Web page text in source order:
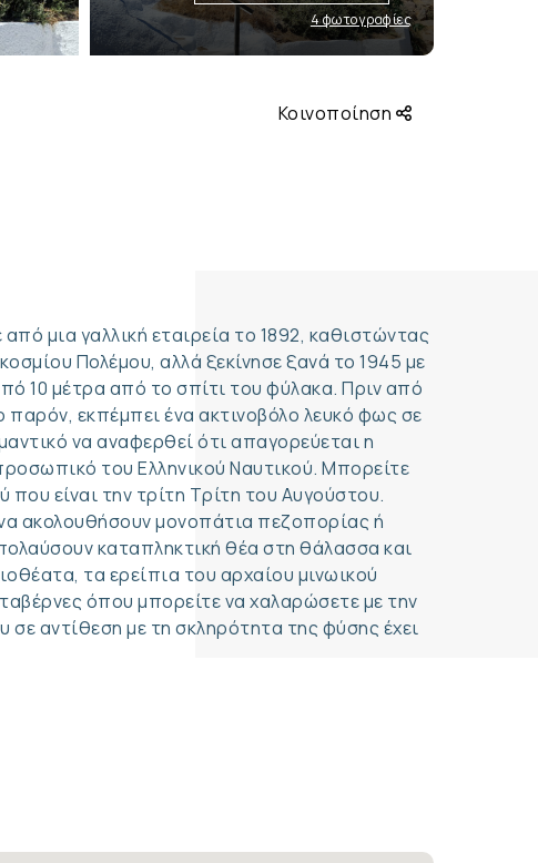
4 φωτογραφίες
Κοινοποίηση
μια γαλλική εταιρεία το 1892, καθιστώντας
Πολέμου, αλλά ξεκίνησε ξανά το 1945 με
10 μέτρα από το σπίτι του φύλακα. Πριν από
παρόν, εκπέμπει ένα ακτινοβόλο λευκό φως σε
να αναφερθεί ότι απαγορεύεται η
του Ελληνικού Ναυτικού. Μπορείτε
είναι την τρίτη Τρίτη του Αυγούστου.
ακολουθήσουν μονοπάτια πεζοπορίας ή
καταπληκτική θέα στη θάλασσα και
τα ερείπια του αρχαίου μινωικού
όπου μπορείτε να χαλαρώσετε με την
αντίθεση με τη σκληρότητα της φύσης έχει